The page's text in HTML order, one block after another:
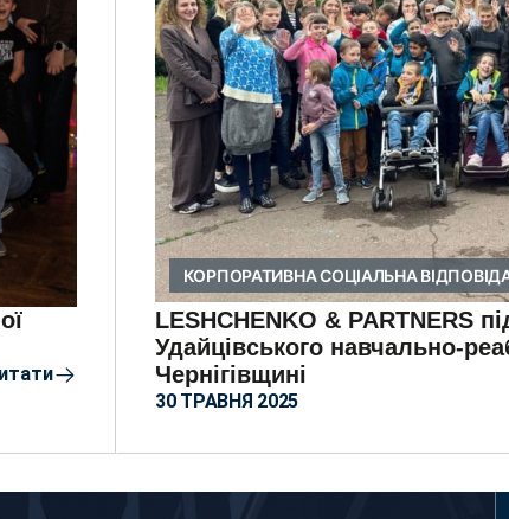
КОРПОРАТИВНА СОЦІАЛЬНА
LESHCHENKO & PARTNERS
Удайцівського навчально-
Чернігівщині
30 ТРАВНЯ 2025